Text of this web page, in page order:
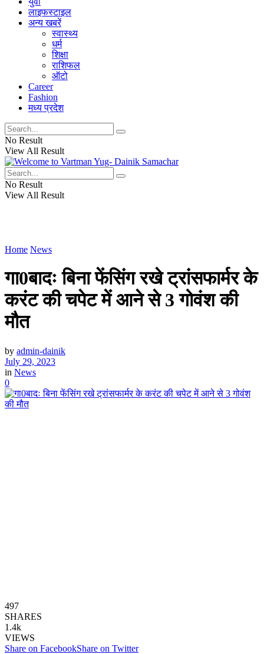
लाइफस्टाइल
अन्य खबरें
स्वास्थ्य
धर्म
शिक्षा
राशिफल
ऑटो
Career
Fashion
मध्य प्रदेश
No Result
View All Result
No Result
View All Result
Home News
गा0बादः बिना फेंसिंग रखे ट्रांसफार्मर के
करंट की चपेट में आने से 3 गोवंश की
मौत
by admin-dainik
July 29, 2023
in News
0
497
SHARES
1.4k
VIEWS
Share on FacebookShare on Twitter